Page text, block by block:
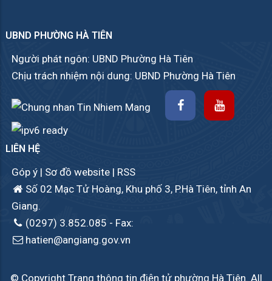
UBND PHƯỜNG HÀ TIÊN
Người phát ngôn: UBND Phường Hà Tiên
Chịu trách nhiệm nội dung: UBND Phường Hà Tiên
LIÊN HỆ
Góp ý | Sơ đồ website | RSS
Số 02 Mạc Tử Hoàng, Khu phố 3, P.Hà Tiên, tỉnh An
Giang.
(0297) 3.852.085 - Fax:
hatien@angiang.gov.vn
© Copyright Trang thông tin điện tử phường Hà Tiên. All